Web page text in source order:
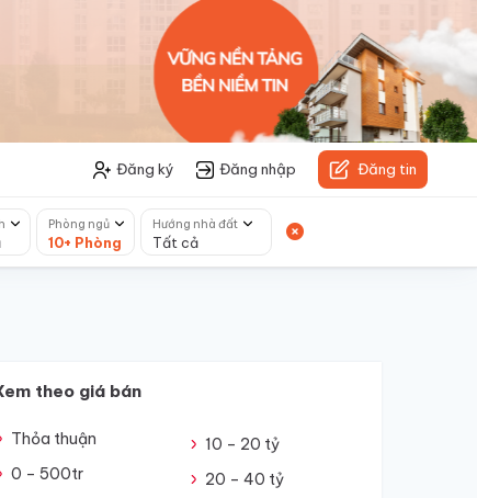
Đăng ký Đăng nhập Đăng tin
Phòng ngủ
10+ Phòng
Hướng nhà đất
Tất cả
theo giá bán
Thỏa thuận
0 – 500tr
10 – 20 tỷ
20 – 40 tỷ